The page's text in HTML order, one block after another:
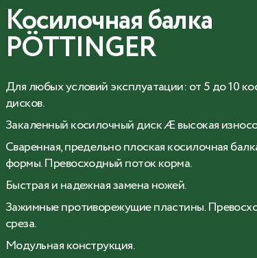
Косилочная балка
PÖTTINGER
Для любых условий эксплуатации: от 5 до 10
дисков.
Закаленный косилочный диск Æ высокая
Сваренная, предельно плоская косилочная
формы. Превосходный поток корма.
Быстрая и надежная замена ножей.
Зажимные противорежущие пластины.
среза.
Модульная конструкция.